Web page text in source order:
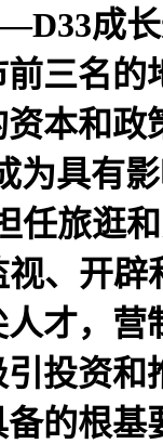
成
三名
本和
为具有
旅逛
、开
才，
投资
的根